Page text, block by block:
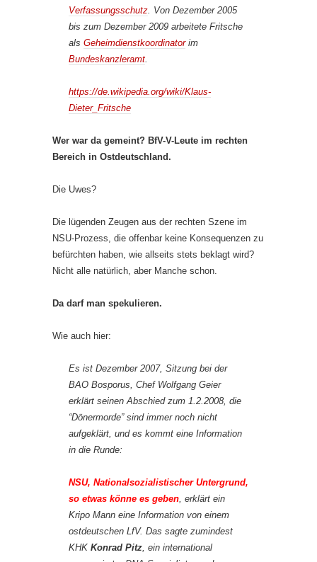
Verfassungsschutz . Von Dezember 2005
bis zum Dezember 2009 arbeitete Fritsche
als Geheimdienstkoordinatorim
Bundeskanzleramt
https://de.wikipedia.org/wiki/Klaus-
Dieter_Fritsche
Wer war da gemeint? BfV-V-Leute im rechten
Bereich in Ostdeutschland.
Die Uwes?
Die lügenden Zeugen aus der rechten Szene im
NSU-Prozess, die offenbar keine Konsequenzen zu
befürchten haben, wie allseits stets beklagt wird?
Nicht alle natürlich, aber Manche schon.
Da darf man spekulieren.
Wie auch hier:
Es ist Dezember 2007, Sitzung bei der
BAO Bosporus, Chef Wolfgang Geier
erklärt seinen Abschied zum 1.2.2008, die
“Dönermorde” sind immer noch nicht
aufgeklärt, und es kommt eine Information
in die Runde:
NSU, Nationalsozialistischer Untergrund,
so etwas könne es geben , erklärt ein
Kripo Mann eine Information von einem
ostdeutschen LfV. Das sagte zumindest
KHK Konrad Pitz , ein international